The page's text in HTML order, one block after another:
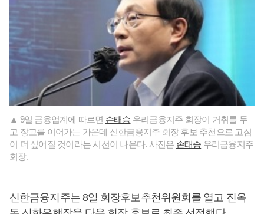
▲ 9일 금융업계에 따르면 손태승 우리금융지주 회장이 거취를 두
고 장고를 이어가는 가운데 신한금융지주 회장 후보 추천으로 고심
이 더 싶어질 것이라는 시선이 나온다. 사진은 손태승 우리금융지주
회장.
신한금융지주는 8일 회장후보추천위원회를 열고 진옥